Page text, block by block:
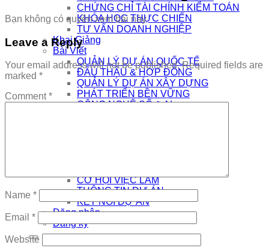
CHỨNG CHỈ TÀI CHÍNH KIỂM TOÁN
KHÓA HỌC THỰC CHIẾN
TƯ VẤN DOANH NGHIỆP
Khai Giảng
Bài Viết
QUẢN LÝ DỰ ÁN QUỐC TẾ
ĐẤU THẦU & HỢP ĐỒNG
QUẢN LÝ DỰ ÁN XÂY DỰNG
PHÁT TRIỂN BỀN VỮNG
CÔNG NGHỆ SỐ & AI
CƠ HỘI VIỆC LÀM
THÔNG TIN DỰ ÁN
KẾT NỐI DỰ ÁN
Đăng nhập
Đăng ký
Bạn không có quyền xem bài này
Leave a Reply
Your email address will not be published. Required fields are
marked *
Comment*
Name *
Email *
Website